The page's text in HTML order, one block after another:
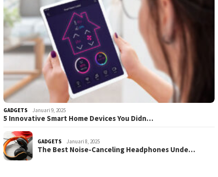
GADGETS Januari 9, 2025
5 Innovative Smart Home Devices You Didn…
GADGETS Januari 8, 2025
The Best Noise-Canceling Headphones Unde…